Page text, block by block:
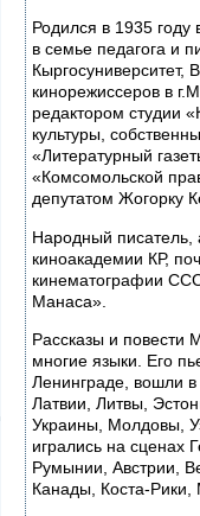
Родился в 1935 году
в семье педагога и
Кыргосуниверситет,
кинорежиссеров в
редактором студии
культуры,
«Литературный
«Комсомольской
депутатом Жогорку
Народный писатель,
киноакадемии КР,
кинематографии
Манаса».
Рассказы и повести
многие языки. Его
Ленинграде, вошли в
Латвии, Литвы,
Украины, Молдовы,
игрались на сценах
Румынии, Австрии,
Канады, Коста-Рики,